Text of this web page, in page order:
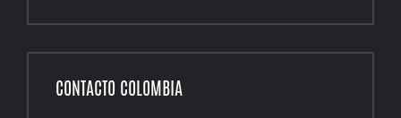
CONTACTO COLOMBIA